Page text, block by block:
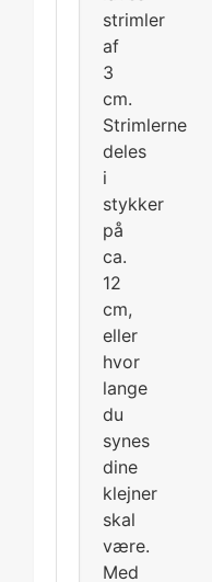
strimler
af
3
cm.
Strimlerne
deles
i
stykker
på
ca.
12
cm,
eller
hvor
lange
du
synes
dine
klejner
skal
være.
Med